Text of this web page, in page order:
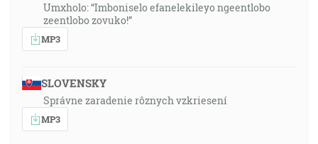
Umxholo: “Imboniselo efanelekileyo ngeentlobo
zeentlobo zovuko!”
MP3
SLOVENSKY
Správne zaradenie rôznych vzkriesení
MP3